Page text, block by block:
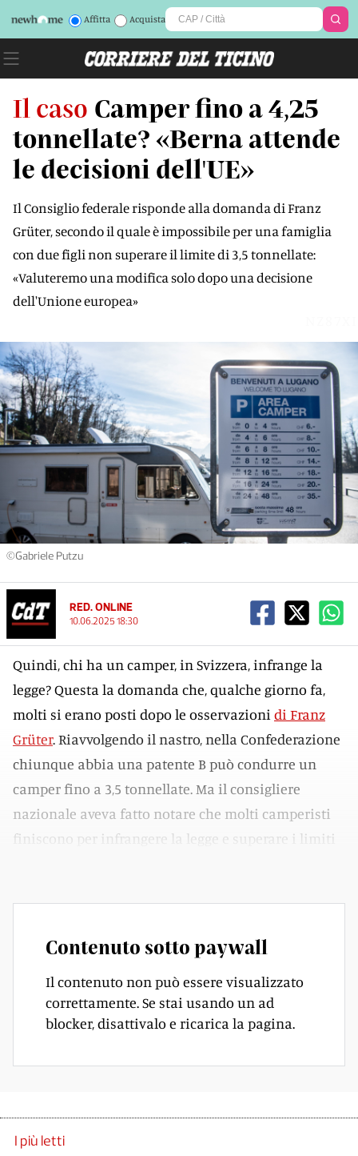
Affitta Acquista
Il caso Camper fino a 4,25
tonnellate? «Berna attende
le decisioni dell'UE»
Il Consiglio federale risponde alla domanda di Franz
Grüter, secondo il quale è impossibile per una famiglia
con due figli non superare il limite di 3,5 tonnellate:
«Valuteremo una modifica solo dopo una decisione
dell'Unione europea»
©Gabriele Putzu
RED. ONLINE
10.06.2025 18:30
Quindi, chi ha un camper, in Svizzera, infrange la
legge? Questa la domanda che, qualche giorno fa,
molti si erano posti dopo le osservazioni di Franz
Grüter. Riavvolgendo il nastro, nella Confederazione
chiunque abbia una patente B può condurre un
camper fino a 3,5 tonnellate. Ma il consigliere
nazionale aveva fatto notare che molti camperisti
finiscono per infrangere la legge e superare i limiti
Contenuto sotto paywall
Il contenuto non può essere visualizzato
correttamente. Se stai usando un ad
blocker, disattivalo e ricarica la pagina.
I più letti